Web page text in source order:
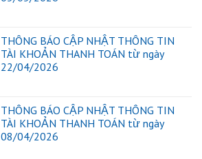
THÔNG BÁO CẬP NHẬT THÔNG TIN
TÀI KHOẢN THANH TOÁN từ ngày
22/04/2026
THÔNG BÁO CẬP NHẬT THÔNG TIN
TÀI KHOẢN THANH TOÁN từ ngày
08/04/2026